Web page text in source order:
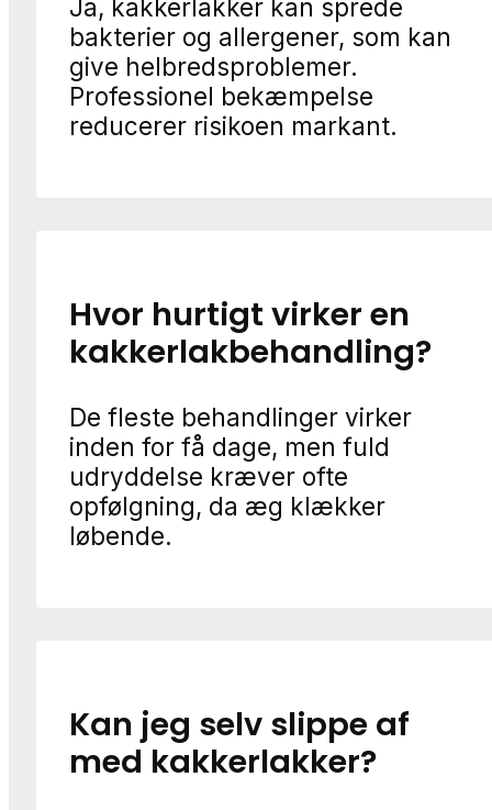
Ja, kakkerlakker kan sprede
bakterier og allergener, som kan
give helbredsproblemer.
Professionel bekæmpelse
reducerer risikoen markant.
Hvor hurtigt virker en
kakkerlakbehandling?
De fleste behandlinger virker
inden for få dage, men fuld
udryddelse kræver ofte
opfølgning, da æg klækker
løbende.
Kan jeg selv slippe af
med kakkerlakker?